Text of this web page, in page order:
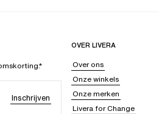
Inschrijven
OVER LIVERA
Over ons
Onze winkels
Onze merken
Livera for Change